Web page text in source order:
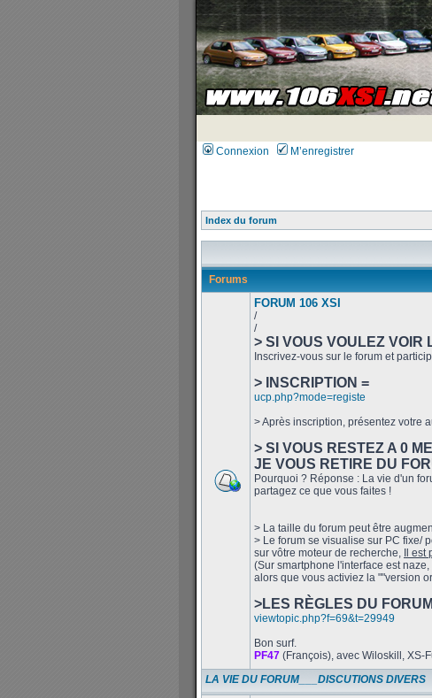
Connexion M’enregistrer
Index du forum
Forums
FORUM 106 XSI
/
/
> SI VOUS VOULEZ VOIR
Inscrivez-vous sur le forum et
> INSCRIPTION =
ucp.php?mode=registe
> Après inscription, présentez votre
> SI VOUS RESTEZ A 0
JE VOUS RETIRE DU
Pourquoi ? Réponse : La vie d'un
partagez ce que vous faites !
> La taille du forum peut être
> Le forum se visualise sur PC fixe/
sur vôtre moteur de recherche,
Il
(Sur smartphone l'interface est
alors que vous activiez la ""version
>LES RÈGLES DU
viewtopic.php?f=69&t=29949
Bon surf.
PF47 (François), avec Wiloskill, XS-
LA VIE DU FORUM___DISCUTIONS DIVERS